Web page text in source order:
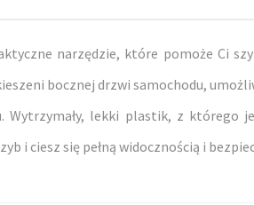
narzędzie, które pomoże Ci
bocznej drzwi samochodu,
Wytrzymały, lekki plastik, z którego
i ciesz się pełną widocznością i